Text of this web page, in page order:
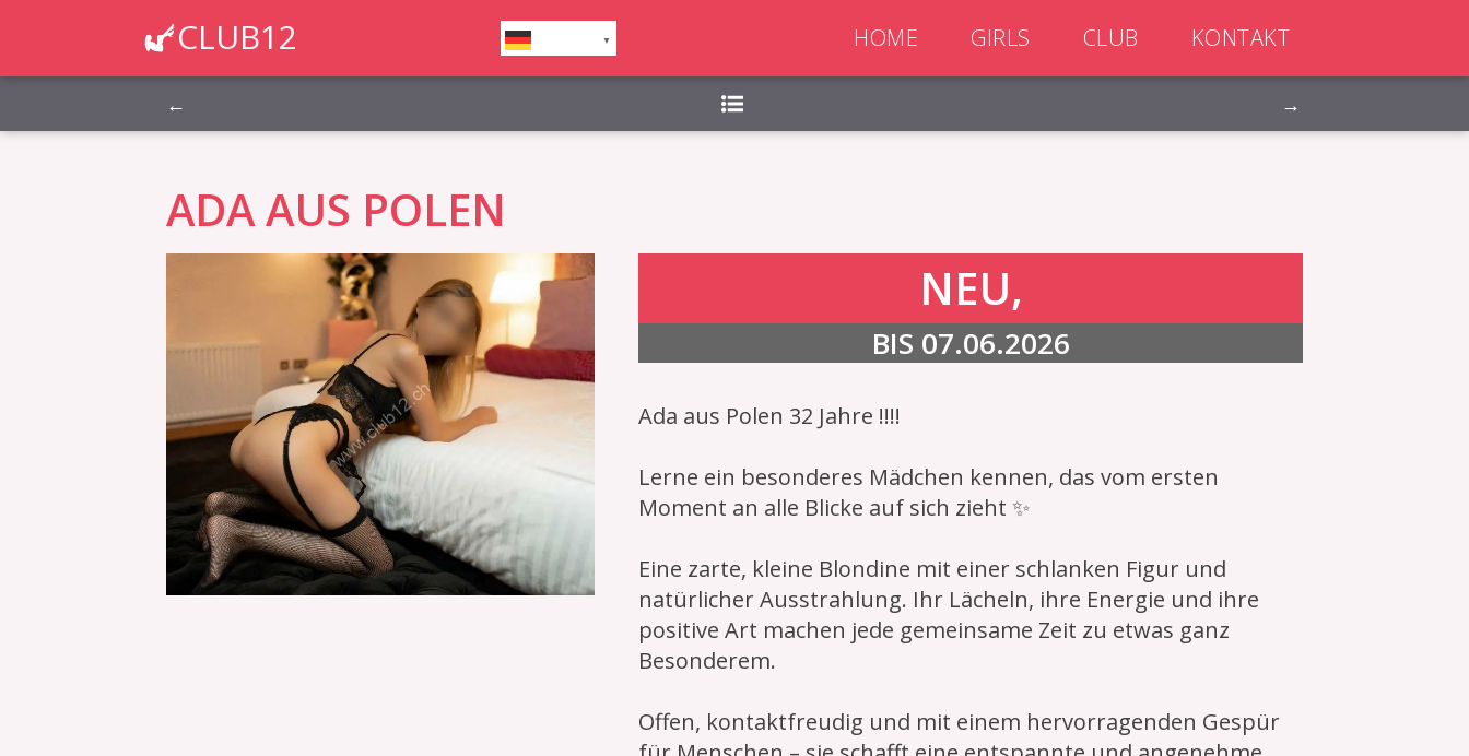
CLUB12 ▼ HOME GIRLS CLUB KONTAKT
← →
Montag, Dienstag, Mittwoch, Donnerstag, Freitag, Samstag, Sonntag,
ADA AUS POLEN
NEU,
BIS 07.06.2026
Ada aus Polen 32 Jahre !!!!
Lerne ein besonderes Mädchen kennen, das vom ersten
Moment an alle Blicke auf sich zieht ✨
Eine zarte, kleine Blondine mit einer schlanken Figur und
natürlicher Ausstrahlung. Ihr Lächeln, ihre Energie und ihre
positive Art machen jede gemeinsame Zeit zu etwas ganz
Besonderem.
Offen, kontaktfreudig und mit einem hervorragenden Gespür